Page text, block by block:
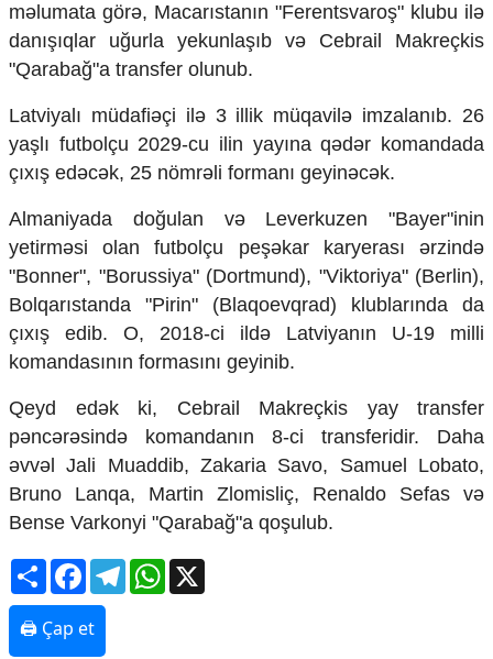
İqtisadiyyat
İqtisadi xəbərlər
Energetika
Neft-qaz
Əmək və sosial siyasət
Kənd təsərrüfatı
Hərbi sənaye
Telekommunikasiya və nəqliyyat
COP29
Cəmiyyət
Crossmedia.az - 1 yaş
Siyasət
Məhkəmə və hüquq
Zəfər - 5
Gənclər və İdman
Media və QHT
Hadisə
Sağlamlıq
Sosium
Mənəvi dəyərlər
Texnologiya
Mətbuat-150
Əlaqə
məlumata görə, Macarıstanın "Ferentsvaroş" klubu ilə
danışıqlar uğurla yekunlaşıb və Cebrail Makreçkis
"Qarabağ"a transfer olunub.
Latviyalı müdafiəçi ilə 3 illik müqavilə imzalanıb. 26
yaşlı futbolçu 2029-cu ilin yayına qədər komandada
çıxış edəcək, 25 nömrəli formanı geyinəcək.
Almaniyada doğulan və Leverkuzen "Bayer"inin
yetirməsi olan futbolçu peşəkar karyerası ərzində
"Bonner", "Borussiya" (Dortmund), "Viktoriya" (Berlin),
Bolqarıstanda "Pirin" (Blaqoevqrad) klublarında da
çıxış edib. O, 2018-ci ildə Latviyanın U-19 milli
komandasının formasını geyinib.
Qeyd edək ki, Cebrail Makreçkis yay transfer
pəncərəsində komandanın 8-ci transferidir. Daha
əvvəl Jali Muaddib, Zakaria Savo, Samuel Lobato,
Bruno Lanqa, Martin Zlomisliç, Renaldo Sefas və
Bense Varkonyi "Qarabağ"a qoşulub.
ShareFacebookTelegramWhatsApp
🖨 Çap et